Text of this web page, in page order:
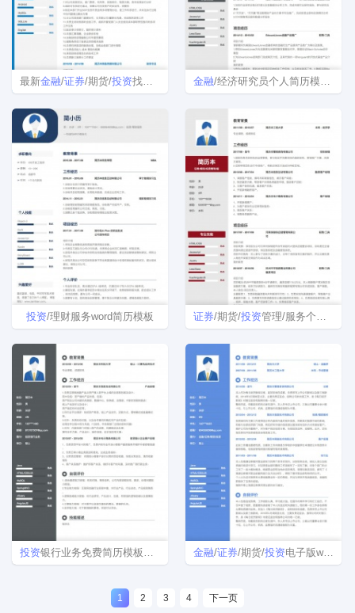
最新金融/证券/期货/投资找工作个人简历模板下载word格式 金融/经济研究员个人简历模板下载word格式
投资/理财服务word简历模板 证券/期货/投资管理/服务个人求职简历模板
投资银行业务免费简历模板下载 金融/证券/期货/投资电子版word简历模板
1 2 3 4 下一页